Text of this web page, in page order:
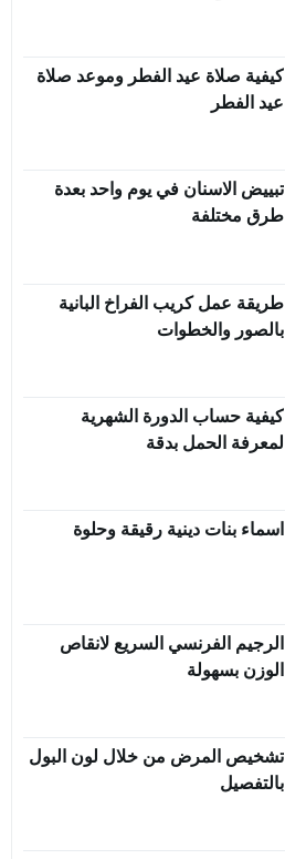
كيفية صلاة عيد الفطر وموعد صلاة
عيد الفطر
تبييض الاسنان في يوم واحد بعدة
طرق مختلفة
طريقة عمل كريب الفراخ البانية
بالصور والخطوات
كيفية حساب الدورة الشهرية
لمعرفة الحمل بدقة
اسماء بنات دينية رقيقة وحلوة
الرجيم الفرنسي السريع لانقاص
الوزن بسهولة
تشخيص المرض من خلال لون البول
بالتفصيل